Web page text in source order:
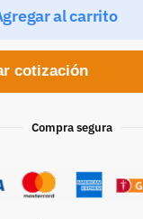
al carrito
cotización
Compra segura